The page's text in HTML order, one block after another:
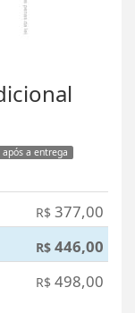
a entrega
R$ 377,00
R$ 446,00
R$ 498,00